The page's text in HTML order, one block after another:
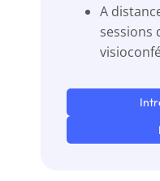
A
sessions